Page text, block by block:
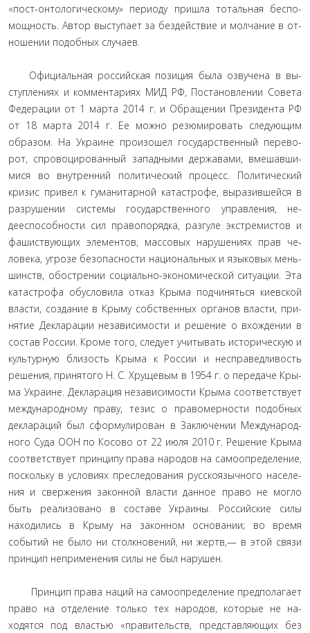
«пост-онтологическому» периоду пришла тотальная беспо­
мощность. Автор выступает за бездействие и молчание в от­
ношении подобных случаев.
Официальная российская позиция была озвучена в вы­
ступлениях и комментариях МИД РФ, Постановлении Со­вета
Федерации от 1 марта 2014 г. и Обращении Президента РФ
от 18 марта 2014 г. Ее можно резюмировать следующим
образом. На Украине произошел государственный перево­
рот, спровоцированный западными державами, вмешавши­
мися во внутренний политический процесс. Политический
кризис привел к гуманитарной катастрофе, выразившейся в
разрушении системы государственного управления, не­
дееспособности сил правопорядка, разгуле экстремистов и
фашиствующих элементов, массовых нарушениях прав че­
ловека, угрозе безопасности национальных и языковых мень­
шинств, обострении социально-экономической ситуации. Эта
катастрофа обусловила отказ Крыма подчиняться киевской
власти, создание в Крыму собственных органов власти, при­
нятие Декларации независимости и решение о вхождении в
состав России. Кроме того, следует учитывать историческую и
культурную близость Крыма к России и несправедливость
решения, принятого Н. С. Хрущевым в 1954 г. о передаче Кры­
ма Украине. Декларация независимости Крыма соответству­ет
международному праву, тезис о правомерности подобных
деклараций был сформулирован в Заключении Международ­
ного Суда ООН по Косово от 22 июля 2010 г. Решение Крыма
соответствует принципу права народов на самоопределение,
поскольку в условиях преследования русскоязычного населе­
ния и свержения законной власти данное право не могло
быть реализовано в составе Украины. Российские силы
находились в Крыму на законном основании; во время
событий не было ни столкновений, ни жертв,— в этой связи
принцип непри­менения силы не был нарушен.
Принцип права наций на самоопределение предпола­гает
право на отделение только тех народов, которые не на­
ходятся под властью «правительств, представляющих без